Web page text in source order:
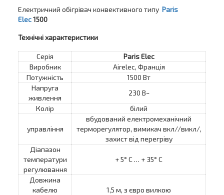
Електричний обігрівач конвективного типу Paris
Elec1500
Технічні характеристики
Серія
Paris Elec
Виробник
Airelec, Франція
Потужність
1500 Вт
Напруга
живлення
230 В~
Колір
білий
управління
вбудований електромеханічний
терморегулятор, вимикач вкл//викл/,
захист від перегріву
Діапазон
температури
регулювання
+ 5° C … + 35° C
Довжина
кабелю
1,5 м, з євро вилкою